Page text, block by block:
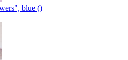
blue ()